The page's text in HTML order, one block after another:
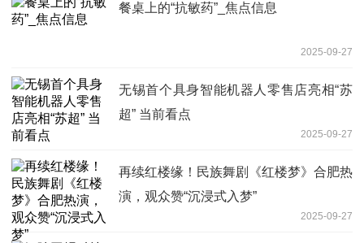
餐桌上的“抗敏药”_焦点信息
2025-09-27
无锡首个具身智能机器人零售店亮相“苏
超” 当前看点
2025-09-27
再续红楼缘！民族舞剧《红楼梦》合肥热
演，观众赞“沉浸式入梦”
2025-09-27